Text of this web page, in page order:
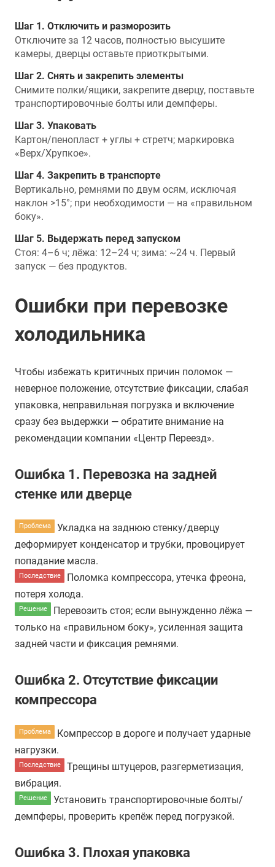
Шаг 1. Отключить и разморозить
Отключите за 12 часов, полностью высушите
камеры, дверцы оставьте приоткрытыми.
Шаг 2. Снять и закрепить элементы
Снимите полки/ящики, закрепите дверцу, поставьте
транспортировочные болты или демпферы.
Шаг 3. Упаковать
Картон/пенопласт + углы + стретч; маркировка
«Верх/Хрупкое».
Шаг 4. Закрепить в транспорте
Вертикально, ремнями по двум осям, исключая
наклон >15°; при необходимости — на «правильном
боку».
Шаг 5. Выдержать перед запуском
Стоя: 4–6 ч; лёжа: 12–24 ч; зима: ~24 ч. Первый
запуск — без продуктов.
Ошибки при перевозке
холодильника
Чтобы избежать критичных причин поломок —
неверное положение, отсутствие фиксации, слабая
упаковка, неправильная погрузка и включение
сразу без выдержки — обратите внимание на
рекомендации компании «Центр Переезд».
Ошибка 1. Перевозка на задней
стенке или дверце
Проблема
Укладка на заднюю стенку/дверцу
деформирует конденсатор и трубки, провоцирует
попадание масла.
Последствие
Поломка компрессора, утечка фреона,
потеря холода.
Решение
Перевозить стоя; если вынужденно лёжа —
только на «правильном боку», усиленная защита
задней части и фиксация ремнями.
Ошибка 2. Отсутствие фиксации
компрессора
Проблема
Компрессор в дороге и получает ударные
нагрузки.
Последствие
Трещины штуцеров, разгерметизация,
вибрация.
Решение
Установить транспортировочные болты/
демпферы, проверить крепёж перед погрузкой.
Ошибка 3. Плохая упаковка